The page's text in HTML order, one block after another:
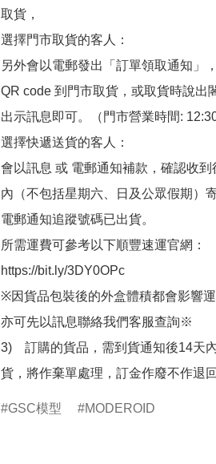
取貨，
選擇門市取貨的客人：
另外會以電郵發出「訂單領取通知」
QR code 到門市取貨，或取貨時說出
出示訊息即可。（門市營業時間:
選擇快遞送貨的客人：
會以訊息 或 電郵通知補款，確認收
內（不包括星期六、日及公眾假期）
電郵通知追蹤號碼已出貨。
所需運費可參考以下順豐速運官網：
https://bit.ly/3DY0OPc
※因貨品包裝後的外盒體積都會影響
亦可先以訊息聯絡我們客服查詢※
3)　訂購的貨品，需到貨通知後14天
貨，將作棄單處理，訂金作廢不作退
GSC模型 MODEROID